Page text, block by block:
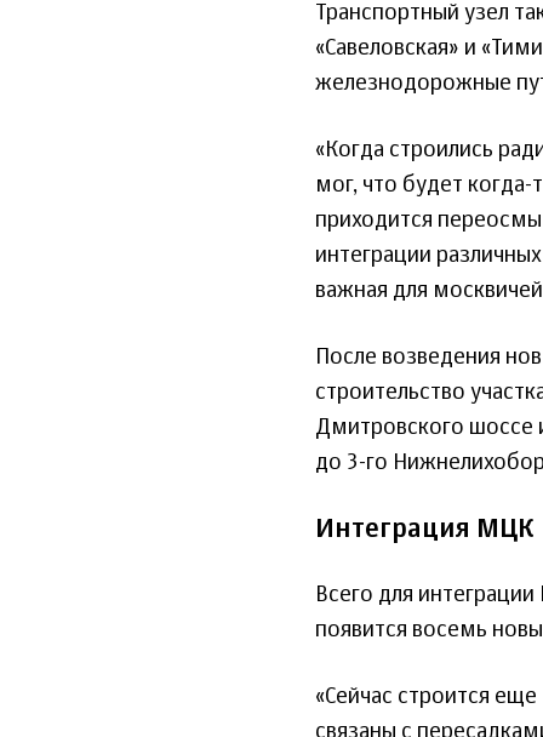
Транспортный узел
«Савеловская» и
железнодорожные
«Когда строились
мог, что будет
приходится
интеграции
важная для
После возведения
строительство
Дмитровского шоссе
до 3-го
Интеграция МЦК
Всего для
появится восемь
«Сейчас строится
связаны с